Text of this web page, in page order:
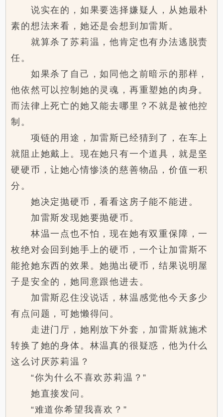
说实在的，如果要选择嫌疑人，从她最朴
素的想法来看，她还是会想到加雷斯。
就算杀了苏莉温，他肯定也有办法逃脱责
任。
如果杀了自己，如同他之前暗示的那样，
他依然可以控制她的灵魂，再重塑她的肉身。
而法律上死亡的她又能去哪里？不就是被他控
制。
项链的用途，加雷斯已经猜到了，在车上
就阻止她戴上。现在她只有一个道具，就是坚
硬硬币，让她心情惨淡的慈善物品，价值一积
分。
她决定抛硬币，看看这房子能不能进。
加雷斯发现她要抛硬币。
林温一点也不怕，现在她有双重保障，一
枚绝对会回到她手上的硬币，一个让加雷斯不
能抢她东西的效果。她抛出硬币，结果说明屋
子是安全的，她同意跟他进去。
加雷斯忍住没说话，林温感觉他今天多少
有点问题，可她懒得问。
走进门厅，她刚放下外套，加雷斯就施术
转换了她的身体。林温真的很疑惑，他为什么
这么讨厌苏莉温？
“你为什么不喜欢苏莉温？”
她直接发问。
“难道你希望我喜欢？”